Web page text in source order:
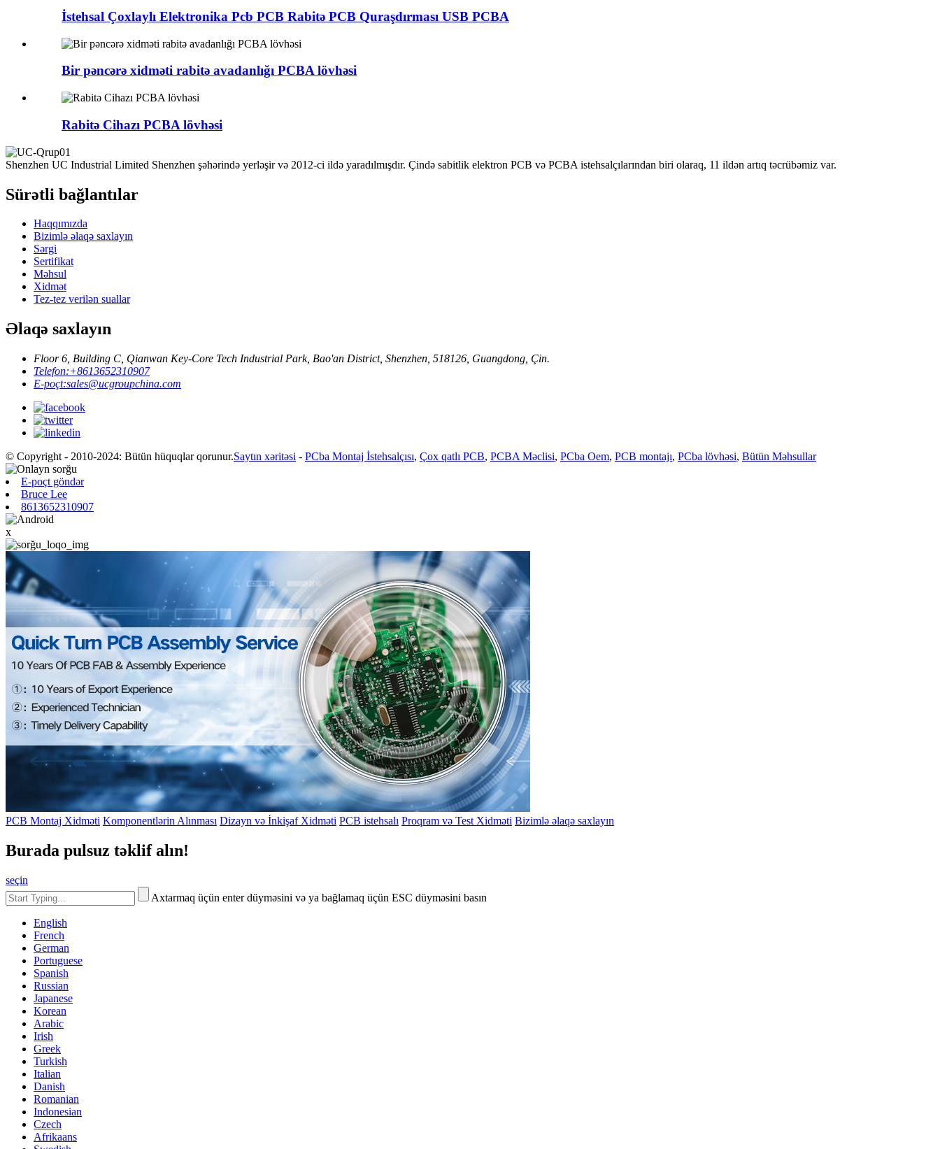
İstehsal Çoxlaylı Elektronika Pcb PCB Rabitə PCB Quraşdırması USB PCBA
Bir pəncərə xidməti rabitə avadanlığı PCBA lövhəsi
Rabitə Cihazı PCBA lövhəsi
Shenzhen UC Industrial Limited Shenzhen şəhərində yerləşir və 2012-ci ildə yaradılmışdır. Çində sabitlik elektron PCB və PCBA istehsalçılarından biri olaraq, 11 ildən artıq təcrübəmiz var.
Sürətli bağlantılar
Haqqımızda
Bizimlə əlaqə saxlayın
Sərgi
Sertifikat
Məhsul
Xidmət
Tez-tez verilən suallar
Əlaqə saxlayın
Floor 6, Building C, Qianwan Key-Core Tech Industrial Park, Bao'an District, Shenzhen, 518126, Guangdong, Çin.
Telefon:+8613652310907
E-poçt:sales@ucgroupchina.com
© Copyright - 2010-2024: Bütün hüquqlar qorunur.Saytın xəritəsi - PCba Montaj İstehsalçısı, Çox qatlı PCB, PCBA Məclisi, PCba Oem, PCB montajı, PCba lövhəsi, Bütün Məhsullar
E-poçt göndər
Bruce Lee
8613652310907
x
PCB Montaj Xidməti Komponentlərin Alınması Dizayn və İnkişaf Xidməti PCB istehsalı Proqram və Test Xidməti Bizimlə əlaqə saxlayın
Burada pulsuz təklif alın!
seçin
Axtarmaq üçün enter düyməsini və ya bağlamaq üçün ESC düyməsini basın
English
French
German
Portuguese
Spanish
Russian
Japanese
Korean
Arabic
Irish
Greek
Turkish
Italian
Danish
Romanian
Indonesian
Czech
Afrikaans